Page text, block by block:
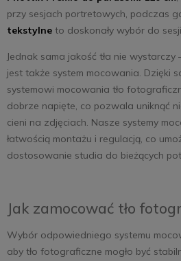
przy sesjach portretowych, podczas
tekstylneto doskonały wybór do
Jednak sama jakość tła nie wystarczy
jest także system mocowania. Dzięki
systemowi mocowania tło
dobrze napięte, co pozwala uniknąć
cieni na zdjęciach. Nasze systemy
łatwością montażu i regulacją, co
dostosowanie studia do bieżących
Jak zamocować tło
Wybór odpowiedniego systemu
aby tło fotograficzne mogło być